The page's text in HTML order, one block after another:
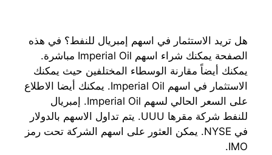
هل تريد الاستثمار في اسهم إمبريال للنفط؟ في هذه
الصفحة يمكنك شراء اسهم Imperial Oil مباشرة.
يمكنك أيضاً مقارنة الوسطاء المختلفين حيث يمكنك
الاستثمار في اسهم Imperial Oil. يمكنك أيضا الاطلاع
على السعر الحالي لسهم Imperial Oil. إمبريال
للنفط شركة مقرها UUU. يتم تداول الاسهم بالدولار
في NYSE. يمكن العثور على اسهم الشركة تحت رمز
IMO.